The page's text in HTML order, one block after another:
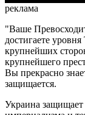
реклама
"Ваше
достигаете
крупнейших
крупнейшего
Вы прекрасно
защищается.
Украина